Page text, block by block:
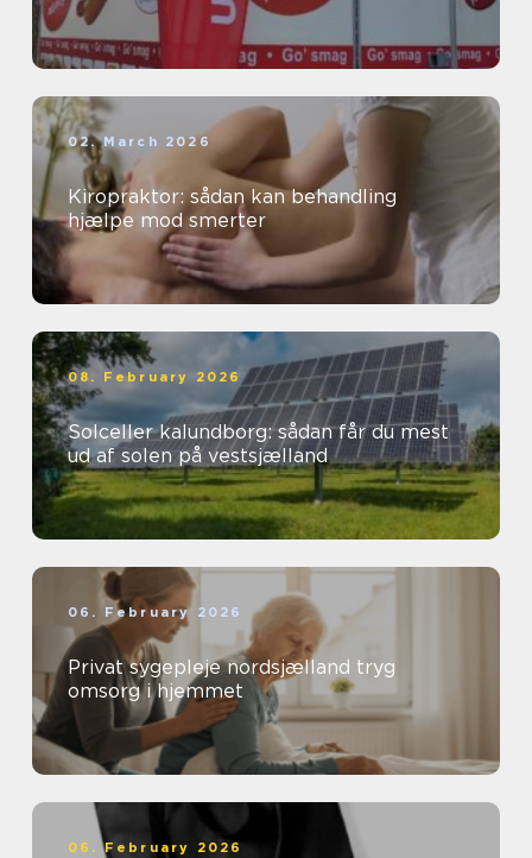
02. March 2026
Kiropraktor: sådan kan behandling
hjælpe mod smerter
08. February 2026
Solceller kalundborg: sådan får du mest
ud af solen på vestsjælland
06. February 2026
Privat sygepleje nordsjælland tryg
omsorg i hjemmet
06. February 2026